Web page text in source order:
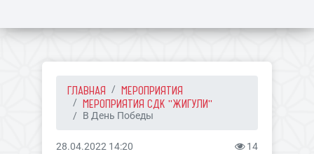
ГЛАВНАЯ
МЕРОПРИЯТИЯ
МЕРОПРИЯТИЯ СДК "ЖИГУЛИ"
В День Победы
28.04.2022 14:20 14